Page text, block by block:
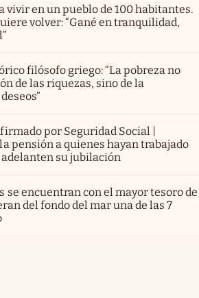
vivir en un pueblo de 100 habitantes.
volver: “Gané en tranquilidad,
filósofo griego: “La pobreza no
de las riquezas, sino de la
por Seguridad Social |
pensión a quienes hayan trabajado
su jubilación
se encuentran con el mayor tesoro de
del fondo del mar una de las 7